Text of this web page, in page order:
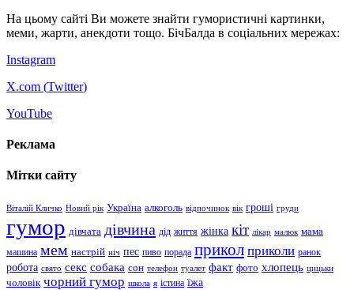
На цьому сайті Ви можете знайти гумористичні картинки,
меми, жарти, анекдоти тощо. БічБалда в соціальних мережах:
Instagram
X.com (Twitter)
YouTube
Реклама
Мітки сайту
Віталій Кличко Новий рік Україна алкоголь відпочинок вік гроші груди
гумор дівчата дівчина дід життя жінка кіт лікар малюк мама
машина мем настрій ніч пес пиво порада прикол приколи ранок
робота свято секс собака сон телефон туалет факт фото хлопець цицьки
чоловік чорний гумор школа я істина їжа